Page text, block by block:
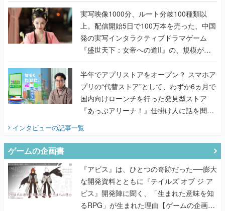
んだレジェンド2人に訊く開発秘話
実写映像1000分、ルート分岐100種類以
上。配信開始5日で100万本を売った、中国
発の実写インタラクティブドラマゲーム
『盛世天下：女帝への道II』の、規模が違
うこだわりをプロデューサーに聞いた
半年でアプリストアをオープン？ スマホア
プリの“代替ストア”として、わずか6ヵ月で
国内向けローンチを行った発見型ストア
『あっぷアリーナ！』仕掛け人に話を聞い
てみた
インタビューの記事一覧
ゲームの企画書
『アビス』は、ひとつの奇跡だった──膨大
な開発資料とともに『テイルズ オブ ジ ア
ビス』開発陣に聞く、「生まれた意味を知
るRPG」が生まれた理由【ゲームの企画